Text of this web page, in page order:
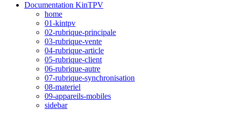
Documentation KinTPV
home
01-kintpv
02-rubrique-principale
03-rubrique-vente
04-rubrique-article
05-rubrique-client
06-rubrique-autre
07-rubrique-synchronisation
08-materiel
09-appareils-mobiles
sidebar